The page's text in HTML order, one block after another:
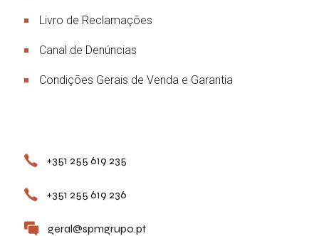
Livro de Reclamações
Canal de Denúncias
Condições Gerais de Venda e Garantia
+351 255 619 235
+351 255 619 236
geral@spmgrupo.pt